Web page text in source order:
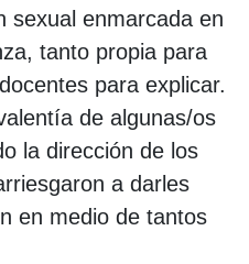
sexual enmarcada en
tanto propia para
para explicar.
de algunas/os
la dirección de los
a darles
en medio de tantos